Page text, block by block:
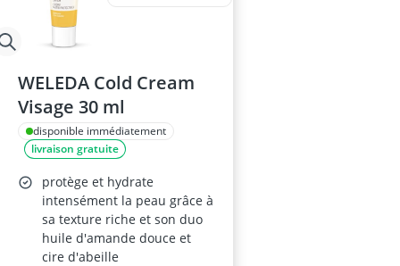
WELEDA Cold Cream
Visage 30 ml
disponible immédiatement
livraison gratuite
protège et hydrate
intensément la peau grâce à
sa texture riche et son duo
huile d'amande douce et
cire d'abeille